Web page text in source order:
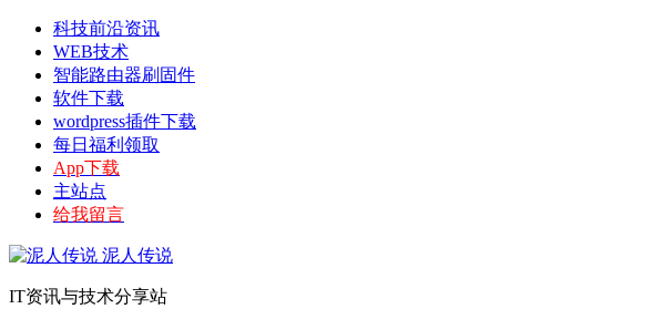
科技前沿资讯
WEB技术
智能路由器刷固件
软件下载
wordpress插件下载
每日福利领取
App下载
主站点
给我留言
泥人传说
IT资讯与技术分享站